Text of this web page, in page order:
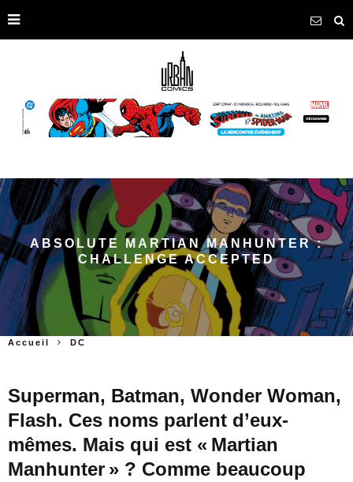
ABSOLUTE MARTIAN MANHUNTER :
CHALLENGE ACCEPTED
Accueil DC
Superman, Batman, Wonder Woman,
Flash. Ces noms parlent d’eux-
mêmes. Mais qui est « Martian
Manhunter » ? Comme beaucoup